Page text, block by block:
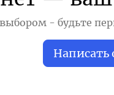
- будьте
Написать